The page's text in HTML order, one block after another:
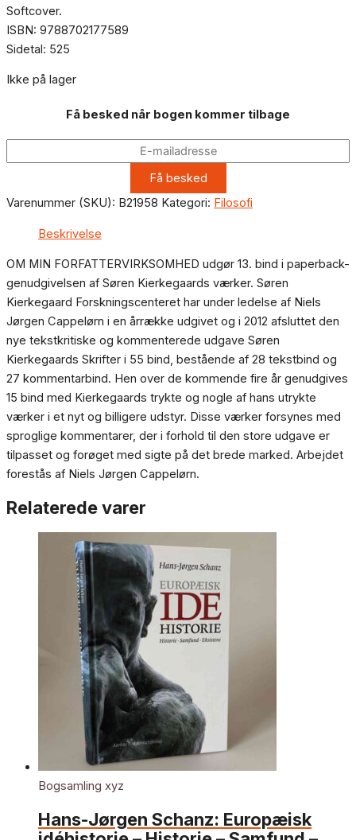
Softcover.
ISBN: 9788702177589
Sidetal: 525
Ikke på lager
Få besked når bogen kommer tilbage
Varenummer (SKU): B21958 Kategori: Filosofi
Beskrivelse
OM MIN FORFATTERVIRKSOMHED udgør 13. bind i paperback-
genudgivelsen af Søren Kierkegaards værker. Søren
Kierkegaard Forskningscenteret har under ledelse af Niels
Jørgen Cappelørn i en årrække udgivet og i 2012 afsluttet den
nye tekstkritiske og kommenterede udgave Søren
Kierkegaards Skrifter i 55 bind, bestående af 28 tekstbind og
27 kommentarbind. Hen over de kommende fire år genudgives
15 bind med Kierkegaards trykte og nogle af hans utrykte
værker i et nyt og billigere udstyr. Disse værker forsynes med
sproglige kommentarer, der i forhold til den store udgave er
tilpasset og forøget med sigte på det brede marked. Arbejdet
forestås af Niels Jørgen Cappelørn.
Relaterede varer
Bogsamling xyz
Hans-Jørgen Schanz: Europæisk